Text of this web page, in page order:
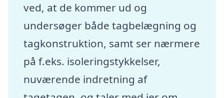
ved, at de kommer ud og
undersøger både tagbelægning og
tagkonstruktion, samt ser nærmere
på f.eks. isoleringstykkelser,
nuværende indretning af